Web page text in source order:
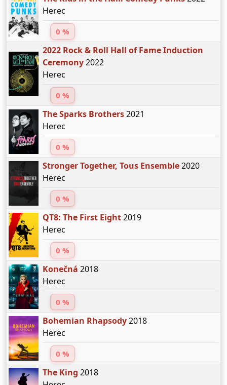
Herec
0 %
2022 Rock & Roll Hall of Fame Induction
Ceremony2022
Herec
0 %
The Sparks Brothers2021
Herec
0 %
Stronger Together, Tous Ensemble2020
Herec
0 %
QT8: The First Eight2019
Herec
0 %
Konečná 2018
Herec
0 %
Bohemian Rhapsody2018
Herec
0 %
The King 2018